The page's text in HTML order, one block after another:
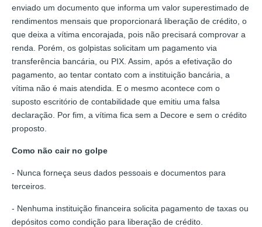
enviado um documento que informa um valor superestimado de
rendimentos mensais que proporcionará liberação de crédito, o
que deixa a vítima encorajada, pois não precisará comprovar a
renda. Porém, os golpistas solicitam um pagamento via
transferência bancária, ou PIX. Assim, após a efetivação do
pagamento, ao tentar contato com a instituição bancária, a
vítima não é mais atendida. E o mesmo acontece com o
suposto escritório de contabilidade que emitiu uma falsa
declaração. Por fim, a vítima fica sem a Decore e sem o crédito
proposto.
Como não cair no golpe
- Nunca forneça seus dados pessoais e documentos para
terceiros.
- Nenhuma instituição financeira solicita pagamento de taxas ou
depósitos como condição para liberação de crédito.